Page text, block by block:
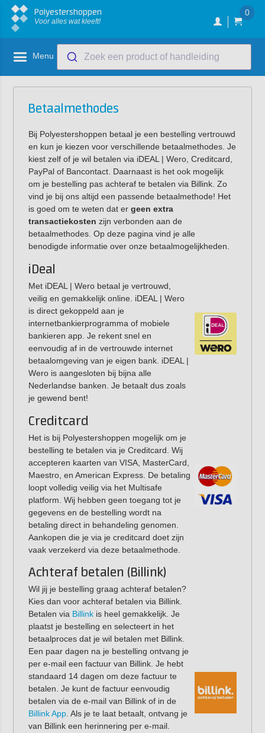
Polyestershoppen
Voor alles wat kleeft!
0
Menu Zoek een product of handleiding
Betaalmethodes
Bij Polyestershoppen betaal je een bestelling vertrouwd
en kun je kiezen voor verschillende betaalmethodes. Je
kiest zelf of je wil betalen via iDEAL | Wero, Creditcard,
PayPal of Bancontact. Daarnaast is het ook mogelijk
om je bestelling pas achteraf te betalen via Billink. Zo
vind je bij ons altijd een passende betaalmethode! Het
is goed om te weten dat er geen extra
transactiekosten zijn verbonden aan de
betaalmethodes. Op deze pagina vind je alle
benodigde informatie over onze betaalmogelijkheden.
iDeal
Met iDEAL | Wero betaal je vertrouwd,
veilig en gemakkelijk online. iDEAL | Wero
is direct gekoppeld aan je
internetbankierprogramma of mobiele
bankieren app. Je rekent snel en
eenvoudig af in de vertrouwde internet
betaalomgeving van je eigen bank. iDEAL |
Wero is aangesloten bij bijna alle
Nederlandse banken. Je betaalt dus zoals
je gewend bent!
Creditcard
Het is bij Polyestershoppen mogelijk om je
bestelling te betalen via je Creditcard. Wij
accepteren kaarten van VISA, MasterCard,
Maestro, en American Express. De betaling
loopt volledig veilig via het Multisafe
platform. Wij hebben geen toegang tot je
gegevens en de bestelling wordt na
betaling direct in behandeling genomen.
Aankopen die je via je creditcard doet zijn
vaak verzekerd via deze betaalmethode.
Achteraf betalen (Billink)
Wil jij je bestelling graag achteraf betalen?
Kies dan voor achteraf betalen via Billink.
Betalen via Billinkis heel gemakkelijk. Je
plaatst je bestelling en selecteert in het
betaalproces dat je wil betalen met Billink.
Een paar dagen na je bestelling ontvang je
per e-mail een factuur van Billink. Je hebt
standaard 14 dagen om deze factuur te
betalen. Je kunt de factuur eenvoudig
betalen via de e-mail van Billink of in de
Billink App. Als je te laat betaalt, ontvang je
van Billink een herinnering per e-mail.